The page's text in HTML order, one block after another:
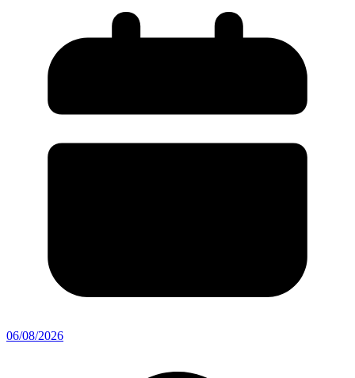
06/08/2026